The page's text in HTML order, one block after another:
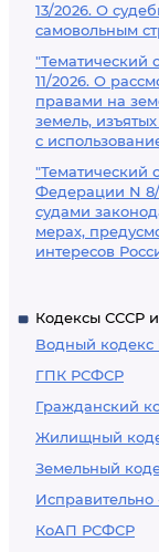
13/2026. О
самовольным
"Тематический
11/2026. О
правами на
земель,
с
"Тематический
Федерации N
судами
мерах,
интересов
Кодексы СССР
Водный
ГПК РСФСР
Гражданский
Жилищный
Земельный
КоАП РСФСР